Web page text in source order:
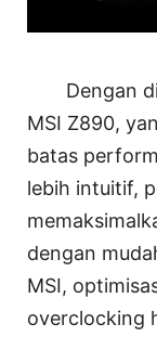
Dengan
MSI Z890,
batas
lebih intuitif,
dengan
MSI,
overclocking